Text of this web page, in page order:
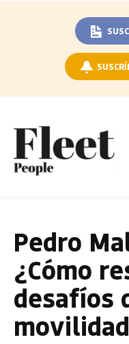
Pedro
¿Cómo
desafíos